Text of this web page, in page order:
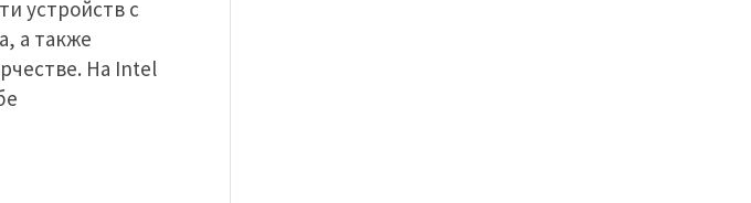
устройств с
а также
На Intel